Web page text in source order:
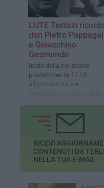
L'UTE Terlizzi
don Pietro
e Gioacchino
Gesmundo
Inizio della cerimonia
previsto per le 17.15
all'incrocio tra via
RICEVI
CONTENUTI DA
NELLA TUA E-MAIL